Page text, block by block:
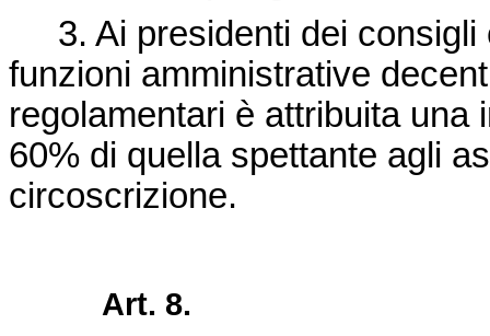
3. Ai presidenti dei consigli
funzioni amministrative
regolamentari è attribuita una
60% di quella spettante agli
circoscrizione.
Art. 8.